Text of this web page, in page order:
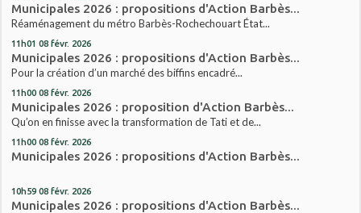
Municipales 2026 : propositions d'Action Barbès...
Réaménagement du métro Barbès-Rochechouart État...
11h01 08 févr. 2026
Municipales 2026 : propositions d'Action Barbès...
Pour la création d’un marché des biffins encadré...
11h00 08 févr. 2026
Municipales 2026 : proposition d'Action Barbès...
Qu’on en finisse avec la transformation de Tati et de...
11h00 08 févr. 2026
Municipales 2026 : propositions d'Action Barbès...
10h59 08 févr. 2026
Municipales 2026 : propositions d'Action Barbès...